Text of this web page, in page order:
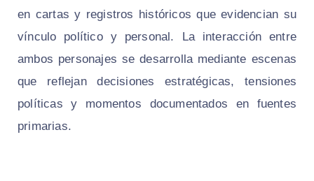
en cartas y registros históricos que evidencian su
vínculo político y personal. La interacción entre
ambos personajes se desarrolla mediante escenas
que reflejan decisiones estratégicas, tensiones
políticas y momentos documentados en fuentes
primarias.